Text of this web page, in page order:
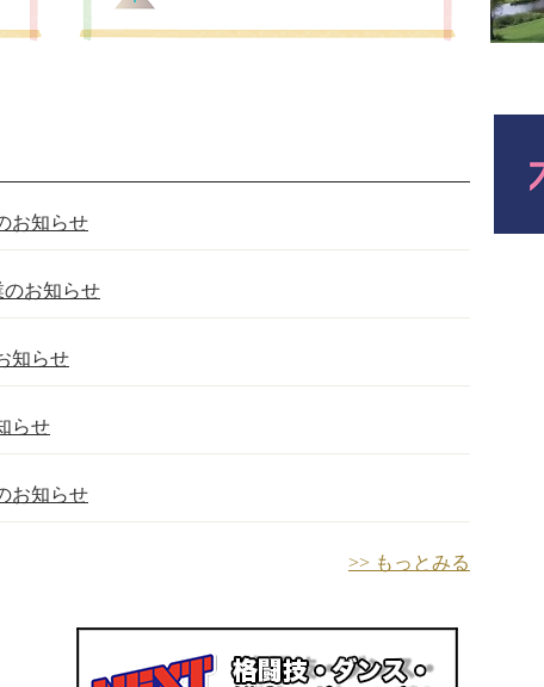
お知らせ
お知らせ
知らせ
らせ
お知らせ
>> もっとみる